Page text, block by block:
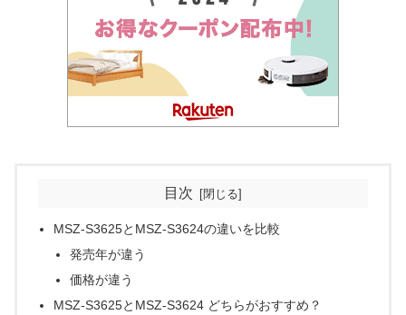
目次
MSZ-S3625とMSZ-S3624の違いを比較
発売年が違う
価格が違う
MSZ-S3625とMSZ-S3624 どちらがおすすめ？